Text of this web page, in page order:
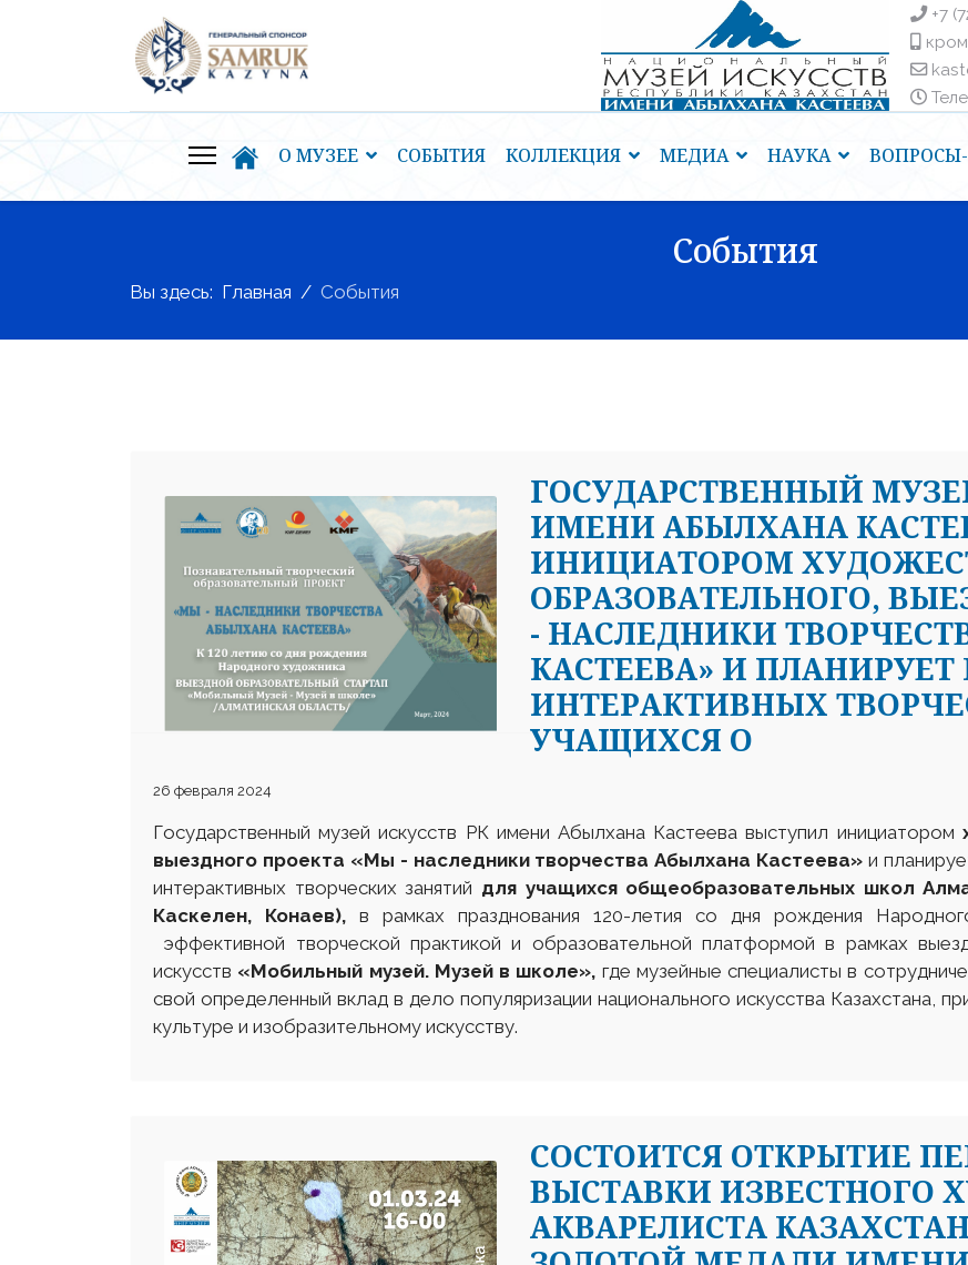
+7
О МУЗЕЕ СОБЫТИЯ КОЛЛЕКЦИЯ МЕДИА НАУКА
События
Вы здесь: Главная События
ГОСУДАРСТВЕННЫЙ
ИМЕНИ АБЫЛХАНА
ИНИЦИАТОРОМ
ОБРАЗОВАТЕЛЬНОГО,
- НАСЛЕДНИКИ
КАСТЕЕВА» И
ИНТЕРАКТИВНЫХ
УЧАЩИХСЯ О
26 февраля 2024
Государственный музей искусств РК имени Абылхана Кастеева выступил инициатором
выездного проекта «Мы - наследники творчества Абылхана Кастеева» и
интерактивных творческих занятий для учащихся общеобразовательных школ
Каскелен, Конаев), в рамках празднования 120-летия со дня рождения
эффективной творческой практикой и образовательной платформой в рамках
искусств «Мобильный музей. Музей в школе», где музейные специалисты в
свой определенный вклад в дело популяризации национального искусства Казахстана,
культуре и изобразительному искусству.
СОСТОИТСЯ ОТКРЫТИЕ
ВЫСТАВКИ ИЗВЕСТНОГО
АКВАРЕЛИСТА